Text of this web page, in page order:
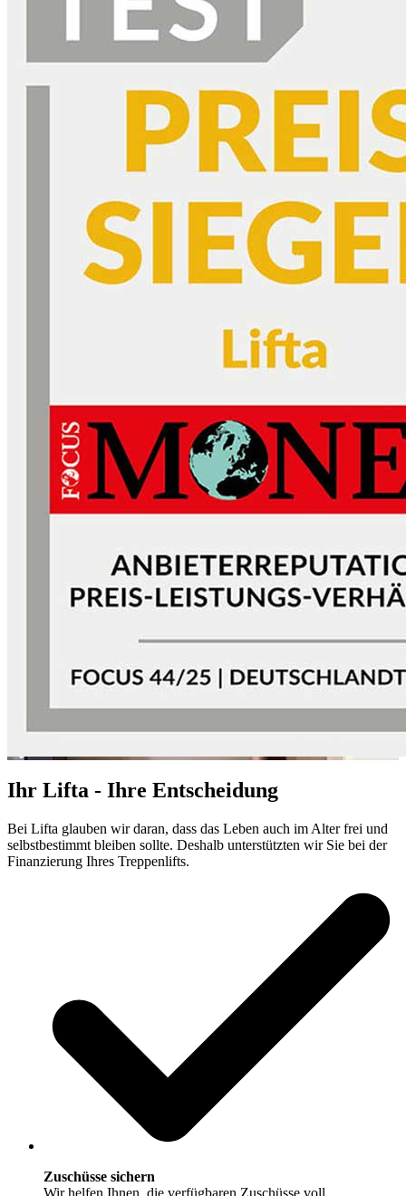
Ihr Lifta - Ihre Entscheidung
Bei Lifta glauben wir daran, dass das Leben auch im Alter frei und
selbstbestimmt bleiben sollte. Deshalb unterstützten wir Sie bei der
Finanzierung Ihres Treppenlifts.
Zuschüsse sichern